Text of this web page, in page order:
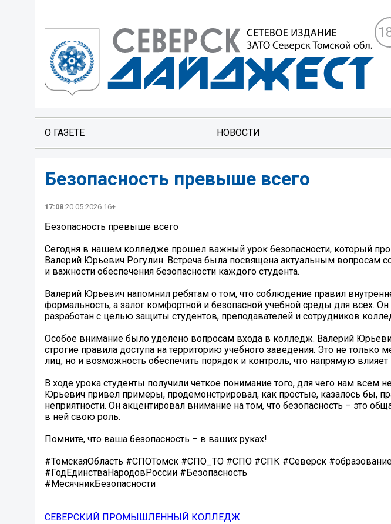
О ГАЗЕТЕ НОВОСТИ
Безопасность превыше всего
17:08 20.05.2026 16+
Безопасность превыше всего
Сегодня в нашем колледже прошел важный урок безопасности, который
Валерий Юрьевич Рогулин. Встреча была посвящена актуальным вопросам
и важности обеспечения безопасности каждого студента.
Валерий Юрьевич напомнил ребятам о том, что соблюдение правил
формальность, а залог комфортной и безопасной учебной среды для всех.
разработан с целью защиты студентов, преподавателей и сотрудников
Особое внимание было уделено вопросам входа в колледж. Валерий
строгие правила доступа на территорию учебного заведения. Это не
лиц, но и возможность обеспечить порядок и контроль, что напрямую
В ходе урока студенты получили четкое понимание того, для чего нам всем
Юрьевич привел примеры, продемонстрировал, как простые, казалось бы,
неприятности. Он акцентировал внимание на том, что безопасность – это
в ней свою роль.
Помните, что ваша безопасность – в ваших руках!
#ТомскаяОбласть #СПОТомск #СПО_ТО #СПО #СПК #Северск
#ГодЕдинстваНародовРоссии #Безопасность
#МесячникБезопасности
СЕВЕРСКИЙ ПРОМЫШЛЕННЫЙ КОЛЛЕДЖ